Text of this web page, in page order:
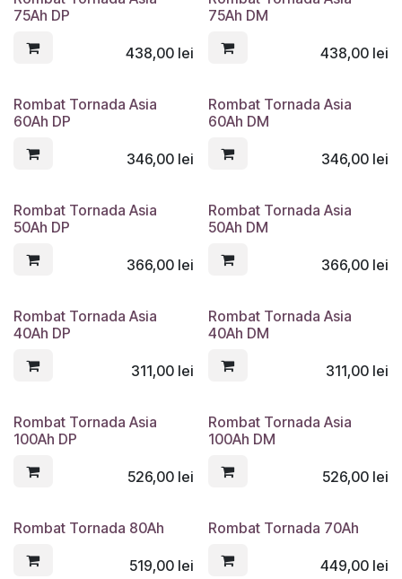
75Ah DP
438,00lei
75Ah DM
438,00lei
Rombat Tornada Asia
60Ah DP
346,00lei
Rombat Tornada Asia
60Ah DM
346,00lei
Rombat Tornada Asia
50Ah DP
366,00lei
Rombat Tornada Asia
50Ah DM
366,00lei
Rombat Tornada Asia
40Ah DP
311,00lei
Rombat Tornada Asia
40Ah DM
311,00lei
Rombat Tornada Asia
100Ah DP
526,00lei
Rombat Tornada Asia
100Ah DM
526,00lei
Rombat Tornada 80Ah
519,00lei
Rombat Tornada 70Ah
449,00lei